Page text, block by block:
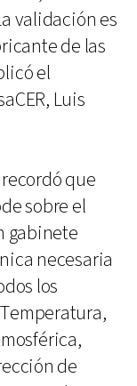
validación es
de las
el
Luis
que
sobre el
gabinete
necesaria
los
de